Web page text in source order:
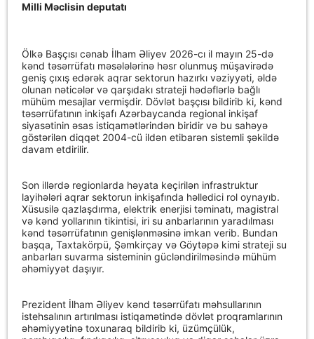
Milli Məclisin deputatı
Ölkə Başçısı cənab İlham Əliyev 2026-cı il mayın 25-də
kənd təsərrüfatı məsələlərinə həsr olunmuş müşavirədə
geniş çıxış edərək aqrar sektorun hazırkı vəziyyəti, əldə
olunan nəticələr və qarşıdakı strateji hədəflərlə bağlı
mühüm mesajlar vermişdir. Dövlət başçısı bildirib ki, kənd
təsərrüfatının inkişafı Azərbaycanda regional inkişaf
siyasətinin əsas istiqamətlərindən biridir və bu sahəyə
göstərilən diqqət 2004-cü ildən etibarən sistemli şəkildə
davam etdirilir.
Son illərdə regionlarda həyata keçirilən infrastruktur
layihələri aqrar sektorun inkişafında həlledici rol oynayıb.
Xüsusilə qazlaşdırma, elektrik enerjisi təminatı, magistral
və kənd yollarının tikintisi, iri su anbarlarının yaradılması
kənd təsərrüfatının genişlənməsinə imkan verib. Bundan
başqa, Taxtakörpü, Şəmkirçay və Göytəpə kimi strateji su
anbarları suvarma sisteminin gücləndirilməsində mühüm
əhəmiyyət daşıyır.
Prezident İlham Əliyev kənd təsərrüfatı məhsullarının
istehsalının artırılması istiqamətində dövlət proqramlarının
əhəmiyyətinə toxunaraq bildirib ki, üzümçülük,